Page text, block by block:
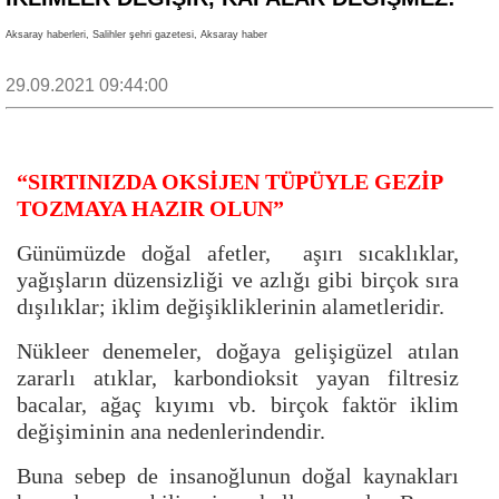
Aksaray haberleri, Salihler şehri gazetesi, Aksaray haber
29.09.2021 09:44:00
“SIRTINIZDA OKSİJEN TÜPÜYLE GEZİP
TOZMAYA HAZIR OLUN”
Günümüzde doğal afetler, aşırı sıcaklıklar,
yağışların düzensizliği ve azlığı gibi birçok sıra
dışılıklar; iklim değişikliklerinin alametleridir.
Nükleer denemeler, doğaya gelişigüzel atılan
zararlı atıklar, karbondioksit yayan filtresiz
bacalar, ağaç kıyımı vb. birçok faktör iklim
değişiminin ana nedenlerindendir.
Buna sebep de insanoğlunun doğal kaynakları